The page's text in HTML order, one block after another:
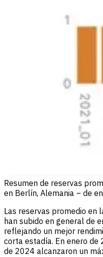
Resumen de reservas
en Berlín, Alemania – de
Las reservas promedio en
han subido en general de
reflejando un mejor
corta estadía. En enero de
de 2024 alcanzaron un